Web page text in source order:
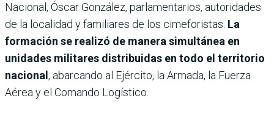
Nacional, Óscar González, parlamentarios, autoridades
de la localidad y familiares de los cimeforistas. La
formación se realizó de manera simultánea en
unidades militares distribuidas en todo el territorio
nacional , abarcando al Ejército, la Armada, la Fuerza
Aérea y el Comando Logístico.